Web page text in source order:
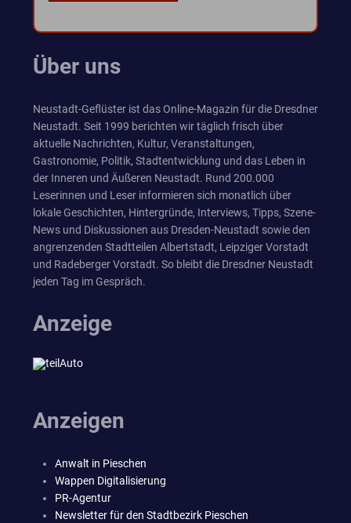
Über uns
Neustadt-Geflüster ist das Online-Magazin für die Dresdner
Neustadt. Seit 1999 berichten wir täglich frisch über
aktuelle Nachrichten, Kultur, Veranstaltungen,
Gastronomie, Politik, Stadtentwicklung und das Leben in
der Inneren und Äußeren Neustadt. Rund 200.000
Leserinnen und Leser informieren sich monatlich über
lokale Geschichten, Hintergründe, Interviews, Tipps, Szene-
News und Diskussionen aus Dresden-Neustadt sowie den
angrenzenden Stadtteilen Albertstadt, Leipziger Vorstadt
und Radeberger Vorstadt. So bleibt die Dresdner Neustadt
jeden Tag im Gespräch.
Anzeige
Anzeigen
Anwalt in Pieschen
Wappen Digitalisierung
PR-Agentur
Newsletter für den Stadtbezirk Pieschen